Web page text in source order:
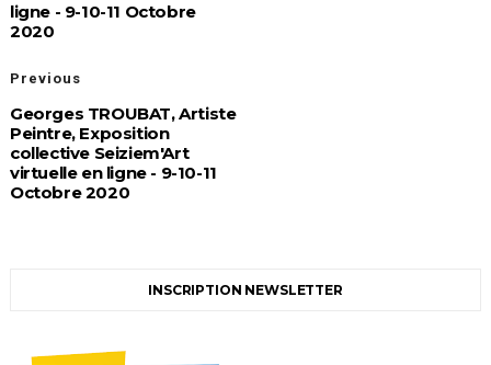
ligne - 9-10-11 Octobre
2020
Previous
Georges TROUBAT, Artiste
Peintre, Exposition
collective Seiziem'Art
virtuelle en ligne - 9-10-11
Octobre 2020
INSCRIPTION NEWSLETTER